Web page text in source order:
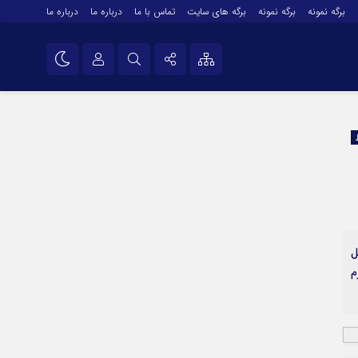
برگه نمونه برگه نمونه برگه های سایت تماس با ما درباره ما درباره ما